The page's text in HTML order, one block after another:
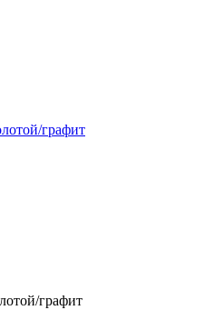
графит
графит